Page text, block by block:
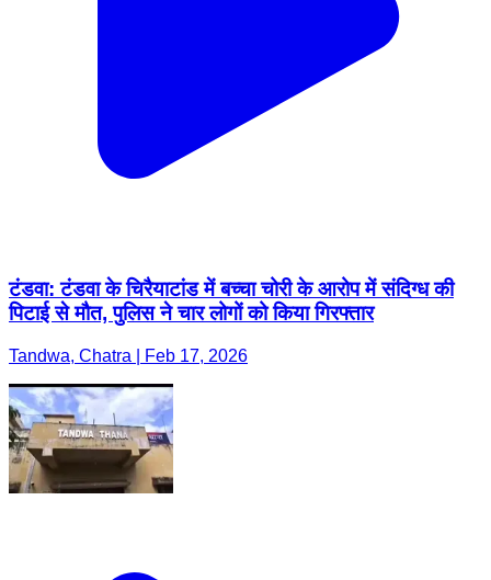
टंडवा: टंडवा के चिरैयाटांड में बच्चा चोरी के आरोप में संदिग्ध की
पिटाई से मौत, पुलिस ने चार लोगों को किया गिरफ्तार
Tandwa, Chatra | Feb 17, 2026